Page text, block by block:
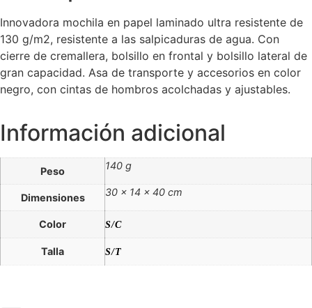
Innovadora mochila en papel laminado ultra resistente de
130 g/m2, resistente a las salpicaduras de agua. Con
cierre de cremallera, bolsillo en frontal y bolsillo lateral de
gran capacidad. Asa de transporte y accesorios en color
negro, con cintas de hombros acolchadas y ajustables.
Información adicional
Peso 140 g
Dimensiones 30 × 14 × 40 cm
Color S/C
Talla S/T